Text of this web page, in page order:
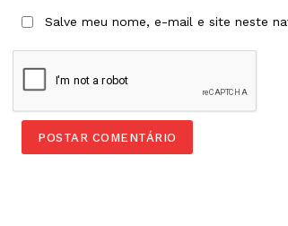
Salve meu nome, e-mail e site neste